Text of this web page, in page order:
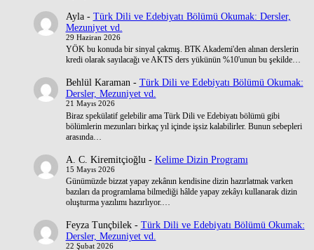
Ayla- Türk Dili ve Edebiyatı Bölümü Okumak: Dersler,
Mezuniyet vd.
29 Haziran 2026
YÖK bu konuda bir sinyal çakmış. BTK Akademi'den alınan derslerin
kredi olarak sayılacağı ve AKTS ders yükünün %10'unun bu şekilde…
Behlül Karaman- Türk Dili ve Edebiyatı Bölümü Okumak:
Dersler, Mezuniyet vd.
21 Mayıs 2026
Biraz spekülatif gelebilir ama Türk Dili ve Edebiyatı bölümü gibi
bölümlerin mezunları birkaç yıl içinde işsiz kalabilirler. Bunun sebepleri
arasında…
A. C. Kiremitçioğlu - Kelime Dizin Programı
15 Mayıs 2026
Günümüzde bizzat yapay zekânın kendisine dizin hazırlatmak varken
bazıları da programlama bilmediği hâlde yapay zekâyı kullanarak dizin
oluşturma yazılımı hazırlıyor.…
Feyza Tunçbilek- Türk Dili ve Edebiyatı Bölümü Okumak:
Dersler, Mezuniyet vd.
22 Şubat 2026